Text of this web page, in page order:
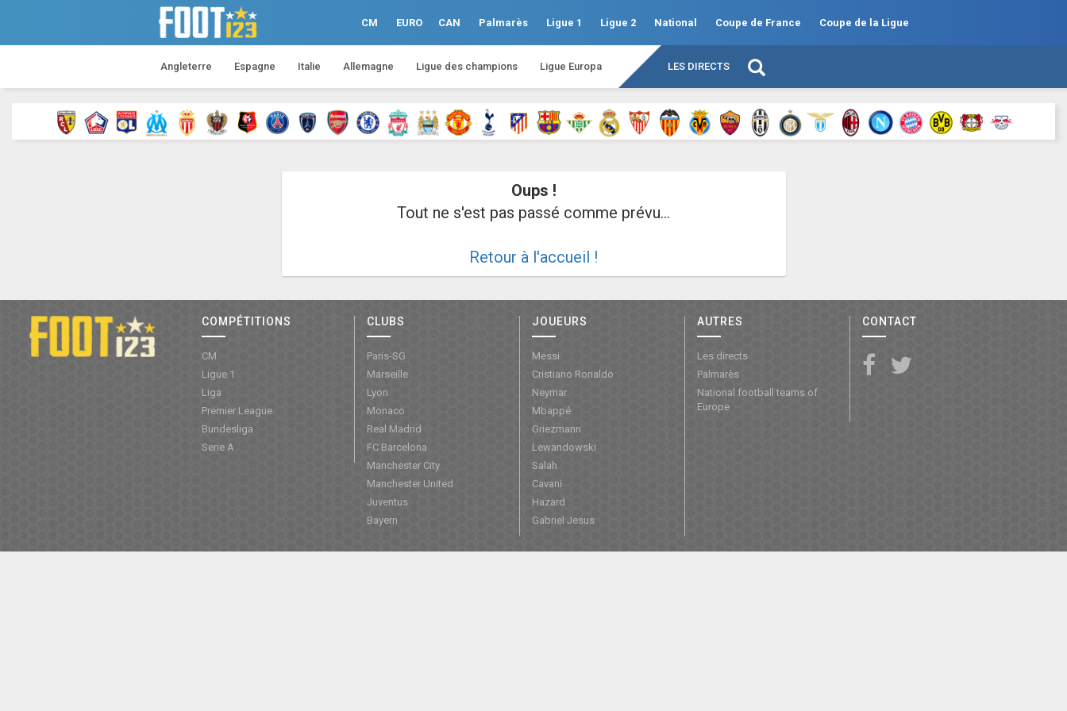
CM EURO CAN Palmarès Ligue 1 Ligue 2 National Coupe de France Coupe de la Ligue
Angleterre Espagne Italie Allemagne Ligue des champions Ligue Europa LES DIRECTS
Oups !
Tout ne s'est pas passé comme prévu...
Retour à l'accueil !
COMPÉTITIONS
CM
Ligue 1
Liga
Premier League
Bundesliga
Serie A
CLUBS
Paris-SG
Marseille
Lyon
Monaco
Real Madrid
FC Barcelona
Manchester City
Manchester United
Juventus
Bayern
JOUEURS
Messi
Cristiano Ronaldo
Neymar
Mbappé
Griezmann
Lewandowski
Salah
Cavani
Hazard
Gabriel Jesus
AUTRES
Les directs
Palmarès
National football teams of
Europe
CONTACT